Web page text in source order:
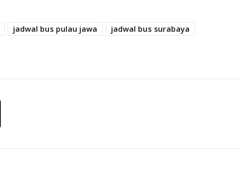
jadwal bus pulau jawa
jadwal bus surabaya